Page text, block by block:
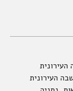
העירונית
העירונית